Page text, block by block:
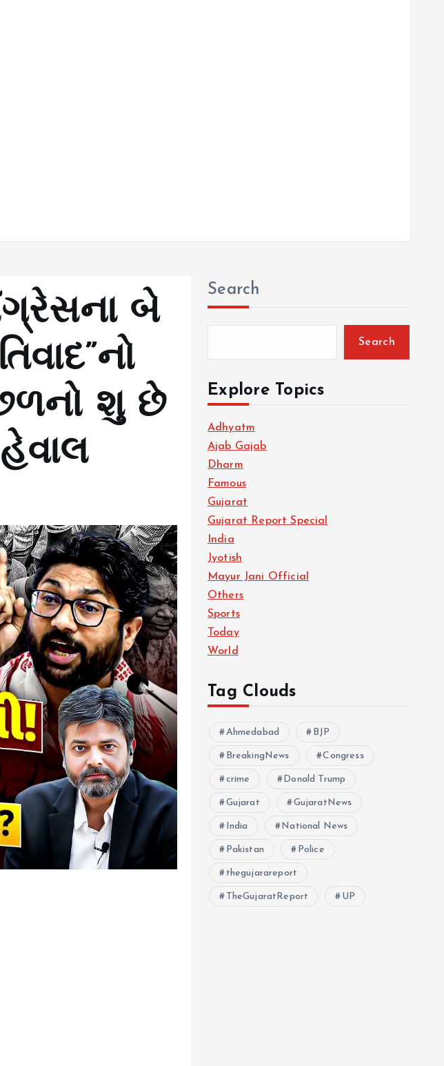
બે
શુ છે
Search
Search
Explore Topics
Adhyatm
Ajab Gajab
Dharm
Famous
Gujarat
Gujarat Report Special
India
Jyotish
Mayur Jani Official
Others
Sports
Today
World
Tag Clouds
Ahmedabad BJP
BreakingNews Congress
crime Donald Trump
Gujarat GujaratNews
India National News
Pakistan Police
thegujarareport
TheGujaratReport UP